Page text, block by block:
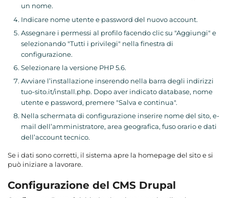
un nome.
Indicare nome utente e password del nuovo account.
Assegnare i permessi al profilo facendo clic su "Aggiungi" e
selezionando "Tutti i privilegi" nella finestra di
configurazione.
Selezionare la versione PHP 5.6.
Avviare l’installazione inserendo nella barra degli indirizzi
tuo-sito.it/install.php. Dopo aver indicato database, nome
utente e password, premere "Salva e continua".
Nella schermata di configurazione inserire nome del sito, e-
mail dell’amministratore, area geografica, fuso orario e dati
dell’account tecnico.
Se i dati sono corretti, il sistema apre la homepage del sito e si
può iniziare a lavorare.
Configurazione del CMS Drupal